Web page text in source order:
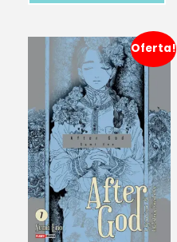
Oferta!